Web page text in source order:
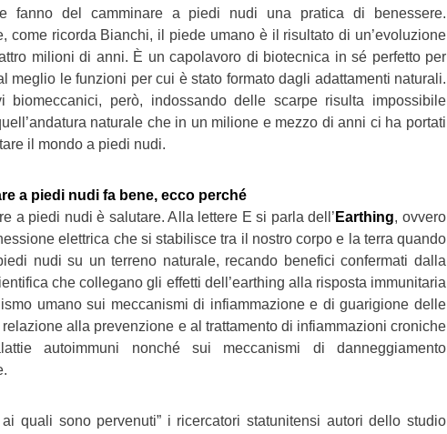
fanno del camminare a piedi nudi una pratica di benessere.
come ricorda Bianchi, il piede umano è il risultato di un’evoluzione
milioni di anni. È un capolavoro di biotecnica in sé perfetto per
meglio le funzioni per cui è stato formato dagli adattamenti naturali.
biomeccanici, però, indossando delle scarpe risulta impossibile
naturale che in un milione e mezzo di anni ci ha portati
il mondo a piedi nudi.
a piedi nudi fa bene, ecco perché
a piedi nudi è salutare. Alla lettere E si parla dell’ Earthing, ovvero
elettrica che si stabilisce tra il nostro corpo e la terra quando
nudi su un terreno naturale, recando benefici confermati dalla
che collegano gli effetti dell’earthing alla risposta immunitaria
umano sui meccanismi di infiammazione e di guarigione delle
relazione alla prevenzione e al trattamento di infiammazioni croniche
autoimmuni nonché sui meccanismi di danneggiamento
ai quali sono pervenuti” i ricercatori statunitensi autori dello studio